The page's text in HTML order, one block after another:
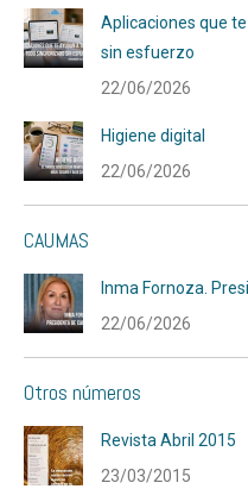
Aplicaciones que
sin esfuerzo
22/06/2026
Higiene digital
22/06/2026
CAUMAS
Inma Fornoza.
22/06/2026
Otros números
Revista Abril 2015
23/03/2015